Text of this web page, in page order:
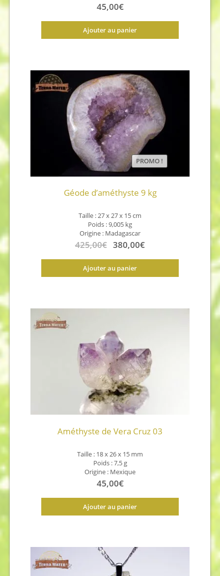
45,00€
Ajouter au panier
Géode d’améthyste 9 kg
Taille : 27 x 27 x 15 cm
Poids : 9,005 kg
Origine : Madagascar
PROMO !
425,00€ 380,00€
Ajouter au panier
Améthyste de Vera Cruz 03
Taille : 18 x 26 x 15 mm
Poids : 7,5 g
Origine : Mexique
45,00€
Ajouter au panier